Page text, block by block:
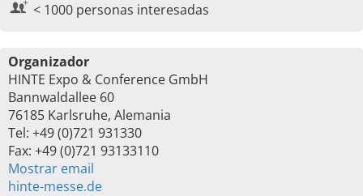
< 1000 personas interesadas
Organizador
HINTE Expo & Conference GmbH
Bannwaldallee 60
76185 Karlsruhe, Alemania
Tel: +49 (0)721 931330
Fax: +49 (0)721 93133110
Mostrar email
hinte-messe.de